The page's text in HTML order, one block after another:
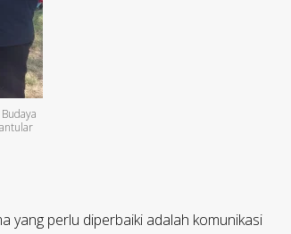
yang perlu diperbaiki adalah komunikasi